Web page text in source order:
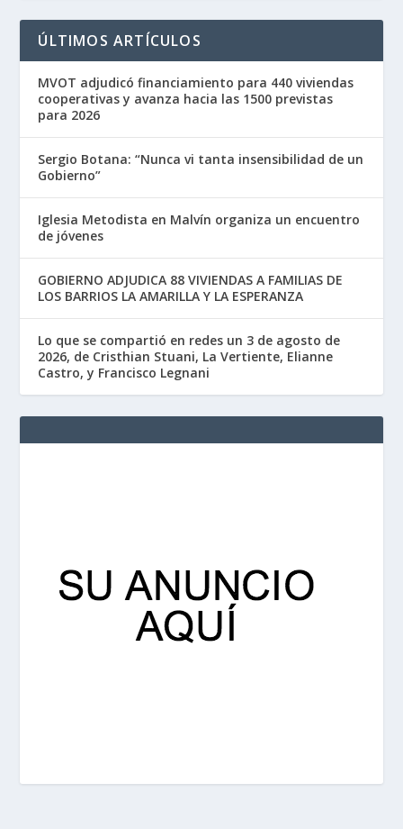
ÚLTIMOS ARTÍCULOS
MVOT adjudicó financiamiento para 440 viviendas
cooperativas y avanza hacia las 1500 previstas
para 2026
Sergio Botana: “Nunca vi tanta insensibilidad de un
Gobierno”
Iglesia Metodista en Malvín organiza un encuentro
de jóvenes
GOBIERNO ADJUDICA 88 VIVIENDAS A FAMILIAS DE
LOS BARRIOS LA AMARILLA Y LA ESPERANZA
Lo que se compartió en redes un 3 de agosto de
2026, de Cristhian Stuani, La Vertiente, Elianne
Castro, y Francisco Legnani